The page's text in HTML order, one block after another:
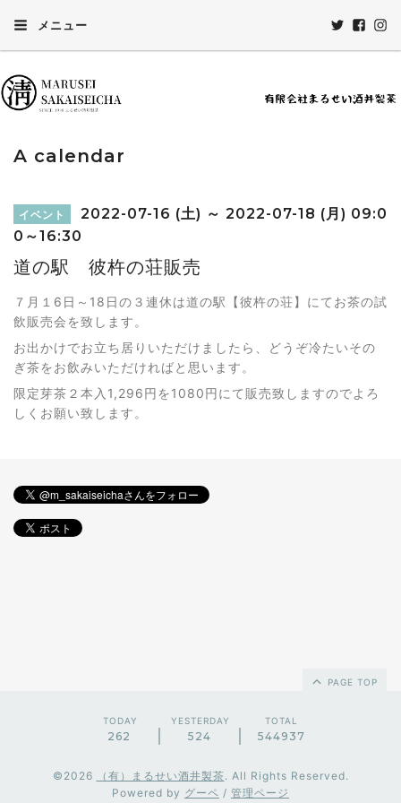
メニュー
A calendar
イベント
2022-07-16 (土) ～ 2022-07-18 (月) 09:0
0～16:30
道の駅 彼杵の荘販売
７月１6日～18日の３連休は道の駅【彼杵の荘】にてお茶の試
飲販売会を致します。
お出かけでお立ち居りいただけましたら、どうぞ冷たいその
ぎ茶をお飲みいただければと思います。
限定芽茶２本入1,296円を1080円にて販売致しますのでよろ
しくお願い致します。
PAGE TOP
TODAY
262
YESTERDAY
524
TOTAL
544937
©2026 （有）まるせい酒井製茶. All Rights Reserved.
Powered by グーペ / 管理ページ